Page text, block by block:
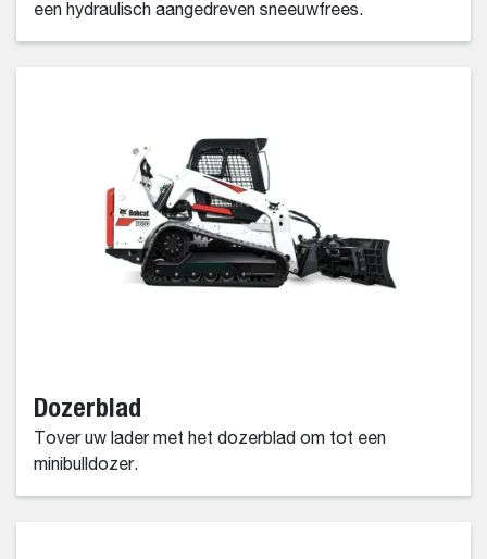
een hydraulisch aangedreven sneeuwfrees.
Dozerblad
Tover uw lader met het dozerblad om tot een
minibulldozer.